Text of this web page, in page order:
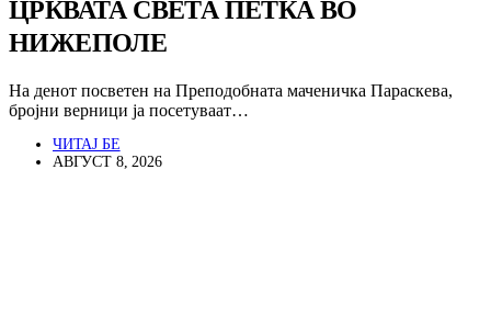
ЦРКВАТА СВЕТА ПЕТКА ВО
НИЖЕПОЛЕ
На денот посветен на Преподобната маченичка Параскева,
бројни верници ја посетуваат…
ЧИТАЈ БЕ
АВГУСТ 8, 2026